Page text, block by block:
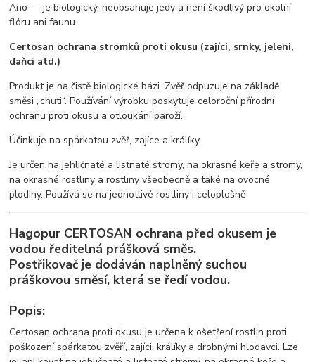
Ano — je biologický, neobsahuje jedy a není škodlivý pro okolní
flóru ani faunu.
Certosan ochrana stromků proti okusu (zajíci, srnky, jeleni,
daňci atd.)
Produkt je na čistě biologické bázi. Zvěř odpuzuje na základě
směsi „chuti“. Používání výrobku poskytuje celoroční přírodní
ochranu proti okusu a otloukání paroží.
Účinkuje na spárkatou zvěř, zajíce a králíky.
Je určen na jehličnaté a listnaté stromy, na okrasné keře a stromy,
na okrasné rostliny a rostliny všeobecně a také na ovocné
plodiny. Používá se na jednotlivé rostliny i celoplošně
Hagopur CERTOSAN ochrana před okusem je
vodou ředitelná prášková směs.
Postřikovač je dodáván naplněný suchou
práškovou směsí, která se ředí vodou.
Popis:
Certosan ochrana proti okusu je určena k ošetření rostlin proti
poškození spárkatou zvěří, zajíci, králíky a drobnými hlodavci. Lze